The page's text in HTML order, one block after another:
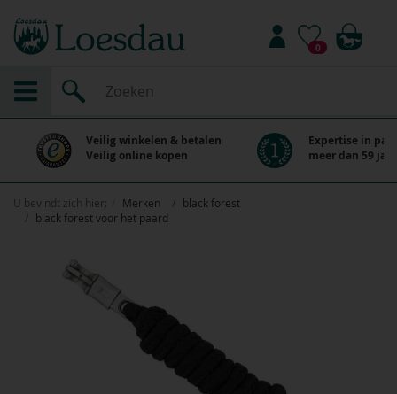
0
Veilig winkelen & betalen
Veilig online kopen
Expertise in
meer dan 59
U bevindt zich hier: Merken
black forest
black forest voor het paard